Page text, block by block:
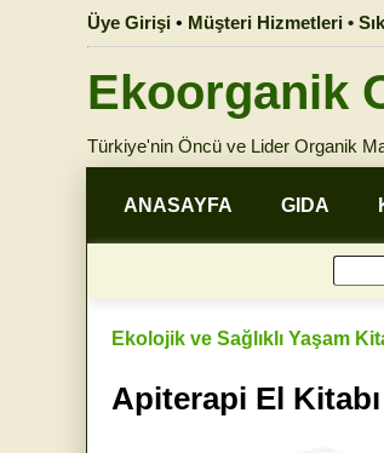
Üye Girişi • Müşteri Hizmetleri •
Ekoorganik
Türkiye'nin Öncü ve Lider Organik
ANASAYFA GIDA
Ekolojik ve Sağlıklı Yaşam
Apiterapi El